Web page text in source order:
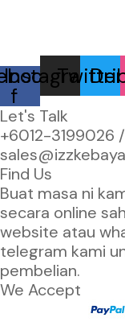
f
Instagram
Twitter
Let's Talk
+6012-3199026
Find Us
Buat masa ni
secara online
website atau
telegram kami
pembelian.
We Accept